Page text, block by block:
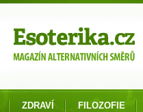
ZDRAVÍ FILOZOFIE